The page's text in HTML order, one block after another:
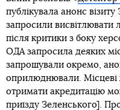
публікувала анонс
запросили висвітлювати
після критики з боку
ОДА запросила деяких
запрошували окремо,
оприлюднювали. Місцеві
отримати акредитацію
приїзду Зеленського].